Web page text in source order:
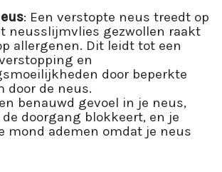
: Een verstopte neus treedt op
neusslijmvlies gezwollen raakt
allergenen. Dit leidt tot een
en
door beperkte
door de neus.
benauwd gevoel in je neus,
doorgang blokkeert, en je
mond ademen omdat je neus